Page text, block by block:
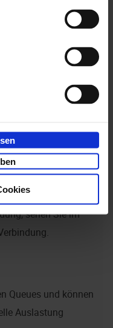
erstellt
schließen und ein
sehen Sie im
Queues und können
Auslastung